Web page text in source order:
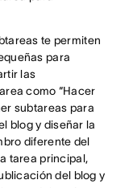
te permiten
para
las
como “Hacer
subtareas para
blog y diseñar la
diferente del
tarea principal,
del blog y